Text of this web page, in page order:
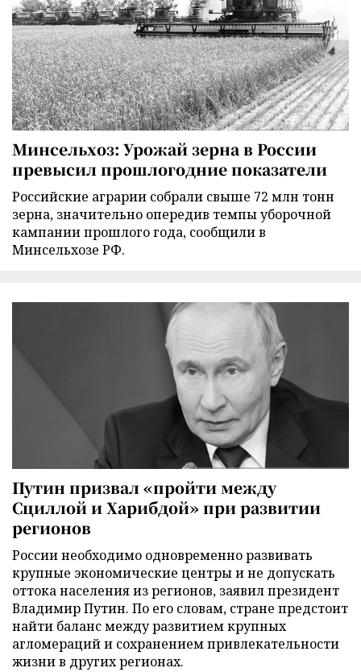
Минсельхоз: Урожай зерна в России
превысил прошлогодние показатели
Российские аграрии собрали свыше 72 млн тонн
зерна, значительно опередив темпы уборочной
кампании прошлого года, сообщили в
Минсельхозе РФ.
Путин призвал «пройти между
Сциллой и Харибдой» при развитии
регионов
России необходимо одновременно развивать
крупные экономические центры и не допускать
оттока населения из регионов, заявил президент
Владимир Путин. По его словам, стране предстоит
найти баланс между развитием крупных
агломераций и сохранением привлекательности
жизни в других регионах.